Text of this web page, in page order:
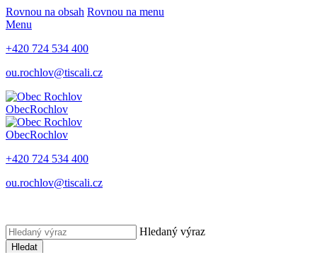
Rovnou na obsah Rovnou na menu
Menu
+420 724 534 400
ou.rochlov@tiscali.cz
ObecRochlov
ObecRochlov
+420 724 534 400
ou.rochlov@tiscali.cz
Hledaný výraz
Hledat